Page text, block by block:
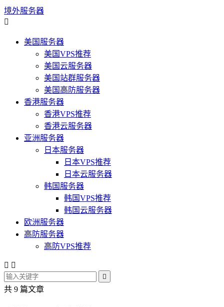
境外服务器

美国服务器
美国VPS推荐
美国云服务器
美国站群服务器
美国高防服务器
香港服务器
香港VPS推荐
香港云服务器
亚洲服务器
日本服务器
日本VPS推荐
日本云服务器
韩国服务器
韩国VPS推荐
韩国云服务器
欧洲服务器
高防服务器
高防VPS推荐
 

共 9 篇文章